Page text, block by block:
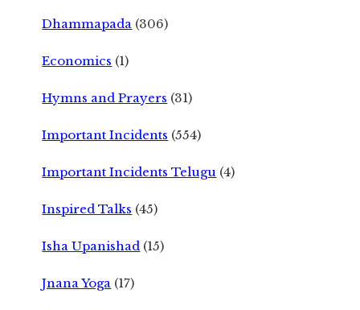
Dhammapada (306)
Economics (1)
Hymns and Prayers (31)
Important Incidents (554)
Important Incidents Telugu (4)
Inspired Talks (45)
Isha Upanishad (15)
Jnana Yoga (17)